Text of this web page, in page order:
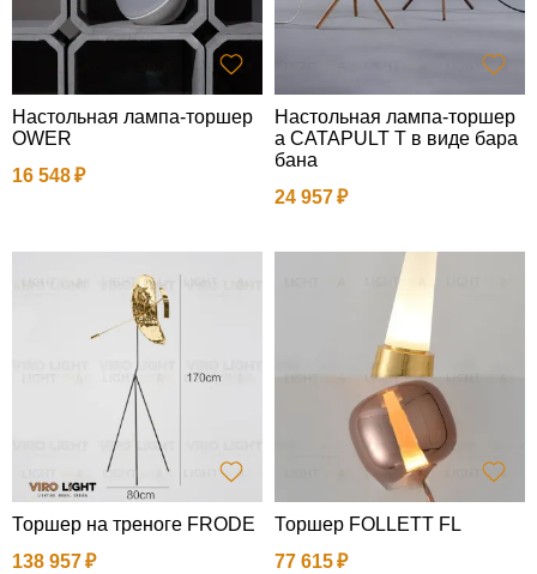
Настольная лампа-торшер
OWER
16 548
Настольная лампа-торшер
а CATAPULT T в виде бара
бана
24 957
Торшер на треноге FRODE
138 957
Торшер FOLLETT FL
77 615